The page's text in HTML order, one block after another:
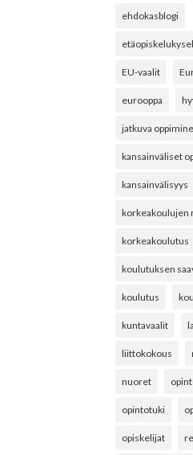
ehdokasblogi
EU-vaalit
eurooppa
jatkuva
kansainväliset
kansainvälisyys
korkeakoulujen
korkeakoulutus
koulutuksen
koulutus
kuntavaalit
liittokokous
nuoret
opintotuki
opiskelijat